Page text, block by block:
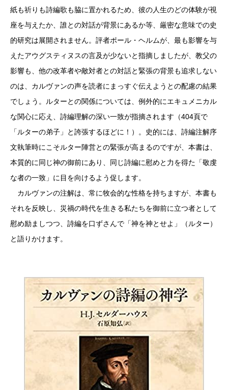
紙も祈りも詩編歌も脇に置かれるため、彼の人生のどの体験が視
座を与えたか、誰との対話が背景にあるか等、厳密な意味での史
的研究は展開されません。評者ポール・ヘルムが、最も影響を与
えたアウグスティヌスの言及が少ないと指摘しましたが、教父の
影響も、他の改革者や敵対者との対話と緊張の背景も追求しない
のは、カルヴァンの声を読者にまっすぐ伝えようとの配慮の結果
でしょう。ルターとの関係については、例外的にエキュメニカル
な関心に応え、詩編理解の深い一致が指摘されます（404頁で
「ルターの弟子」と誇張するほどに！）。史的には、詩編注解序
文執筆時にこそルター陣営との緊張が高まるのですが、本書は、
本質的に同じ神の御前にあり、同じ詩編に慰めと力を得た「敬虔
な者の一致」に目を向けるよう促します。
カルヴァンの注解は、常に牧会的な性格を持ちますが、本書も
それを反映し、災禍の時代を生きる私たちを御前に立つ者として
慰め励ましつつ、詩編を口ずさんで「神を神とせよ」（ルター）
と語りかけます。